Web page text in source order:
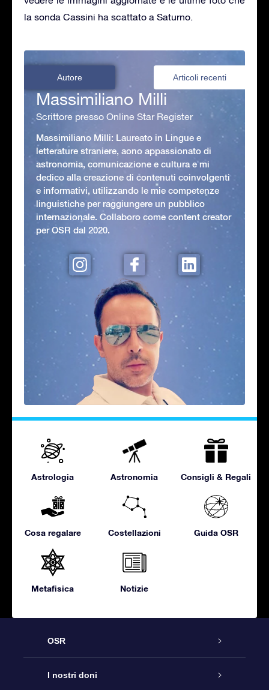
la sonda Cassini ha scattato a Saturno.
Autore Articoli recenti
Massimiliano Milli
Scrittore presso Online Star Register
Massimiliano Milli: Laureato in Lingue e
letterature straniere, aono appassionato di
astronomia, comunicazione e cultura e mi
dedico alla creazione di contenuti coinvolgenti
e informativi, utilizzando le mie competenze
linguistiche per raggiungere un pubblico
internazionale. Collaboro come content creator
per OSR dal 2020.
Astrologia Astronomia Consigli & Regali
Cosa regalare Costellazioni Guida OSR
Metafisica Notizie
OSR
Assistenza
I nostri doni